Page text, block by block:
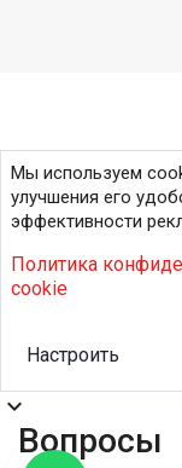
Мы используем
улучшения его
эффективности
Политика
cookie
Настроить
expand_more
Вопросы